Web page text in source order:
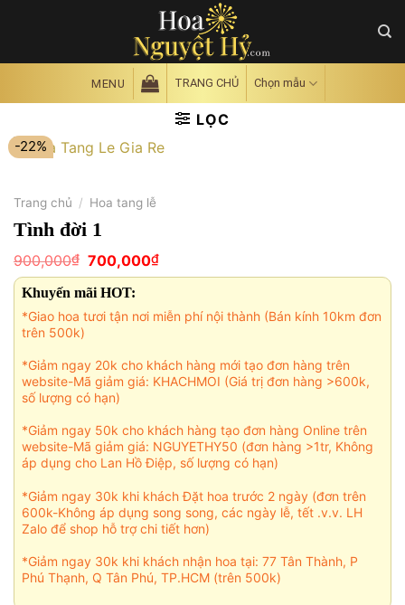
MENU TRANG CHỦ Chọn mẫu
LỌC
-22%
Trang chủ / Hoa tang lễ
Tình đời 1
900,000₫ Giá
gốc
là:
900,000₫.
700,000₫Giá
hiện
700,000₫.
Khuyến mãi HOT:
*Giao hoa tươi tận nơi miễn phí nội thành (Bán kính 10km đơn
trên 500k)
*Giảm ngay 20k cho khách hàng mới tạo đơn hàng trên
website-Mã giảm giá: KHACHMOI (Giá trị đơn hàng >600k,
số lượng có hạn)
*Giảm ngay 50k cho khách hàng tạo đơn hàng Online trên
website-Mã giảm giá: NGUYETHY50 (đơn hàng >1tr, Không
áp dụng cho Lan Hồ Điệp, số lượng có hạn)
*Giảm ngay 30k khi khách Đặt hoa trước 2 ngày (đơn trên
600k-Không áp dụng song song, các ngày lễ, tết .v.v. LH
Zalo để shop hỗ trợ chi tiết hơn)
*Giảm ngay 30k khi khách nhận hoa tại: 77 Tân Thành, P
Phú Thạnh, Q Tân Phú, TP.HCM (trên 500k)